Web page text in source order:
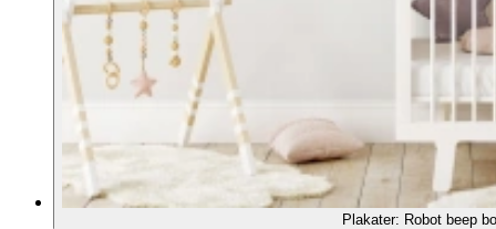
Plakater: Robot beep